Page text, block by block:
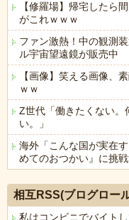
【修羅場】帰宅したら
がこれｗｗｗ
ファン激熱！中の観測
ル宇宙望遠鏡が販売中
【画像】笑える画像、
ｗｗ
Z世代「働きたくない。
い。」
海外「こんな国が実在
めてのおつかい』に挑
相互RSS(ブログロー
私はコンビニでバイト